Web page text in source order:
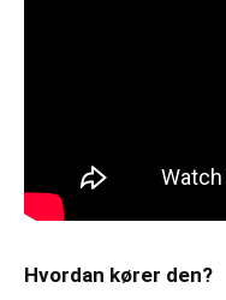
Hvordan kører den?